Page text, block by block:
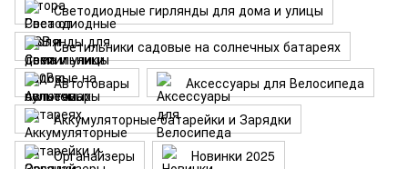
Светодиодные гирлянды для дома и улицы
Светильники садовые на солнечных батареях
Автотовары
Аксессуары для Велосипеда
Аккумуляторные батарейки и Зарядки
Органайзеры
Новинки 2025